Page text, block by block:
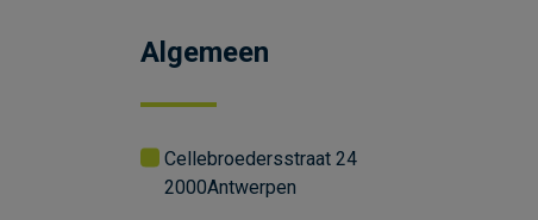
Algemeen
Antwerpen
2000
Cellebroedersstraat 24